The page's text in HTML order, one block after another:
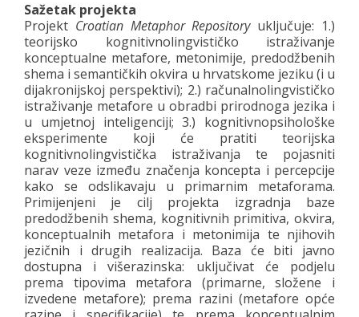
Sažetak projekta
Projekt Croatian Metaphor Repositoryuključuje: 1.)
teorijsko kognitivnolingvističko istraživanje
konceptualne metafore, metonimije, predodžbenih
shema i semantičkih okvira u hrvatskome jeziku (i u
dijakronijskoj perspektivi); 2.) računalnolingvističko
istraživanje metafore u obradbi prirodnoga jezika i
u umjetnoj inteligenciji; 3.) kognitivnopsihološke
eksperimente koji će pratiti teorijska
kognitivnolingvistička istraživanja te pojasniti
narav veze između značenja koncepta i percepcije
kako se odslikavaju u primarnim metaforama.
Primijenjeni je cilj projekta izgradnja baze
predodžbenih shema, kognitivnih primitiva, okvira,
konceptualnih metafora i metonimija te njihovih
jezičnih i drugih realizacija. Baza će biti javno
dostupna i višerazinska: uključivat će podjelu
prema tipovima metafora (primarne, složene i
izvedene metafore); prema razini (metafore opće